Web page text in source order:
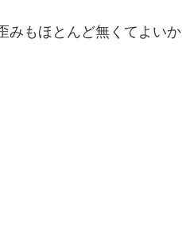
もほとんど無くてよいか